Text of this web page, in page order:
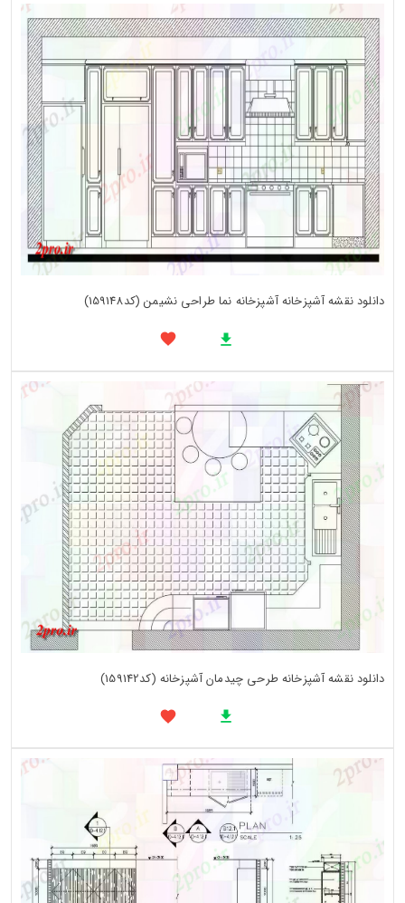
دانلود نقشه آشپزخانه آشپزخانه نما طراحی نشیمن (کد159148)
دانلود نقشه آشپزخانه طرحی چیدمان آشپزخانه (کد159142)